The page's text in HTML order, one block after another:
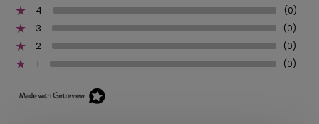
4 (0)
3 (0)
2 (0)
1 (0)